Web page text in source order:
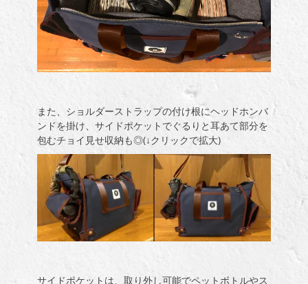
また、ショルダーストラップの付け根にヘッドホンバ
ンドを掛け、サイドポケットでぐるりと耳あて部分を
包むチョイ見せ収納も◎(↓クリックで拡大)
サイドポケットは、取り外し可能でペットボトルやス